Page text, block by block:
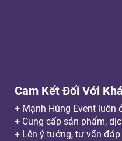
Cam Kết Đối Với
+ Mạnh Hùng Event luôn
+ Cung cấp sản phẩm,
+ Lên ý tưởng, tư vấn